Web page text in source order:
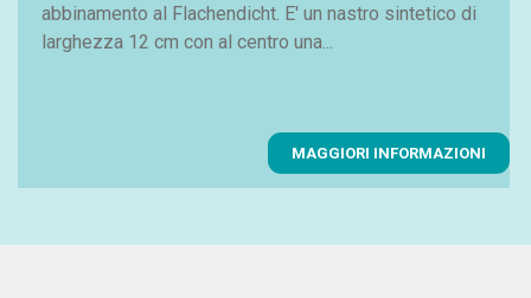
abbinamento al Flachendicht. E' un nastro sintetico di
larghezza 12 cm con al centro una...
MAGGIORI INFORMAZIONI